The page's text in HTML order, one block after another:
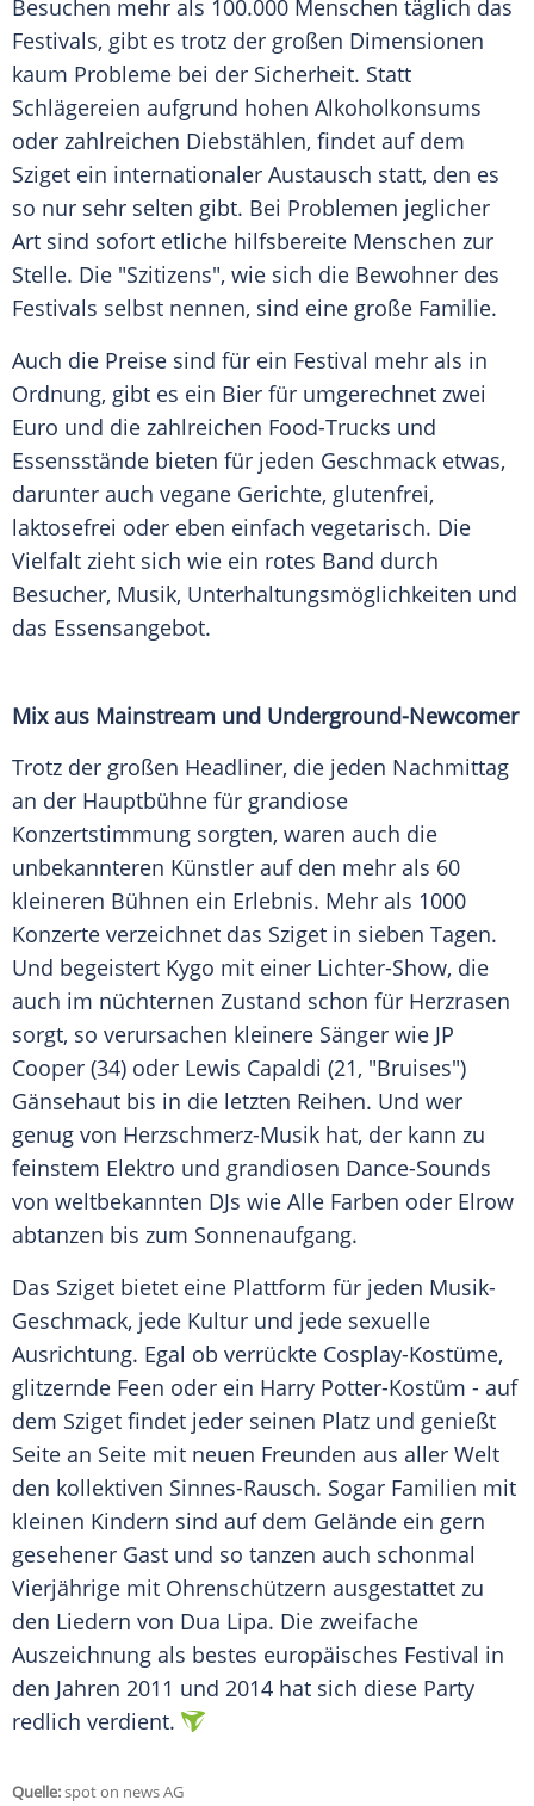
Besuchen mehr als 100.000 Menschen täglich das
Festivals, gibt es trotz der großen Dimensionen
kaum Probleme bei der Sicherheit. Statt
Schlägereien aufgrund hohen Alkoholkonsums
oder zahlreichen Diebstählen, findet auf dem
Sziget ein internationaler Austausch statt, den es
so nur sehr selten gibt. Bei Problemen jeglicher
Art sind sofort etliche hilfsbereite Menschen zur
Stelle. Die "Szitizens", wie sich die Bewohner des
Festivals selbst nennen, sind eine große Familie.
Auch die Preise sind für ein Festival mehr als in
Ordnung, gibt es ein Bier für umgerechnet zwei
Euro und die zahlreichen Food-Trucks und
Essensstände bieten für jeden Geschmack etwas,
darunter auch vegane Gerichte, glutenfrei,
laktosefrei oder eben einfach vegetarisch. Die
Vielfalt zieht sich wie ein rotes Band durch
Besucher, Musik, Unterhaltungsmöglichkeiten und
das Essensangebot.
Mix aus Mainstream und Underground-Newcomer
Trotz der großen Headliner, die jeden Nachmittag
an der Hauptbühne für grandiose
Konzertstimmung sorgten, waren auch die
unbekannteren Künstler auf den mehr als 60
kleineren Bühnen ein Erlebnis. Mehr als 1000
Konzerte verzeichnet das Sziget in sieben Tagen.
Und begeistert Kygo mit einer Lichter-Show, die
auch im nüchternen Zustand schon für Herzrasen
sorgt, so verursachen kleinere Sänger wie JP
Cooper (34) oder Lewis Capaldi (21, "Bruises")
Gänsehaut bis in die letzten Reihen. Und wer
genug von Herzschmerz-Musik hat, der kann zu
feinstem Elektro und grandiosen Dance-Sounds
von weltbekannten DJs wie Alle Farben oder Elrow
abtanzen bis zum Sonnenaufgang.
Das Sziget bietet eine Plattform für jeden Musik-
Geschmack, jede Kultur und jede sexuelle
Ausrichtung. Egal ob verrückte Cosplay-Kostüme,
glitzernde Feen oder ein Harry Potter-Kostüm - auf
dem Sziget findet jeder seinen Platz und genießt
Seite an Seite mit neuen Freunden aus aller Welt
den kollektiven Sinnes-Rausch. Sogar Familien mit
kleinen Kindern sind auf dem Gelände ein gern
gesehener Gast und so tanzen auch schonmal
Vierjährige mit Ohrenschützern ausgestattet zu
den Liedern von Dua Lipa. Die zweifache
Auszeichnung als bestes europäisches Festival in
den Jahren 2011 und 2014 hat sich diese Party
redlich verdient.
Quelle:spot on news AG